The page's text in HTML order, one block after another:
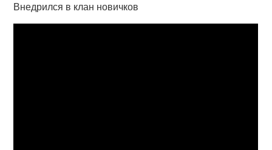
Внедрился в клан новичков